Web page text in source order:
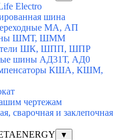
Electro
шина
МА, АП
ШМТ, ШММ
ШК, ШПП, ШПР
шины АД31Т, АД0
КША, КШМ,
чертежам
cварочная и заклепочная
▼